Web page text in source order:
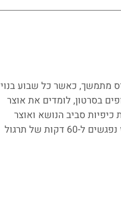
מתמשך, כאשר כל שבוע בנוי
בסרטון, לומדים את אוצר
כיפיות סביב הנושא ואוצר
המילים והביטויים בסרטון, ואז נפגשים ל-60 דקות של תרגול